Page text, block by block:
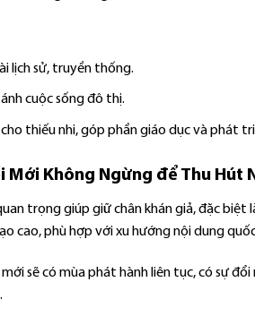
lịch sử, truyền thống.
cuộc sống đô thị.
thiếu nhi, góp phần giáo dục và phát
Mới Không Ngừng để Thu Hút
trọng giúp giữ chân khán giả, đặc biệt
cao, phù hợp với xu hướng nội dung
sẽ có mùa phát hành liên tục, có sự